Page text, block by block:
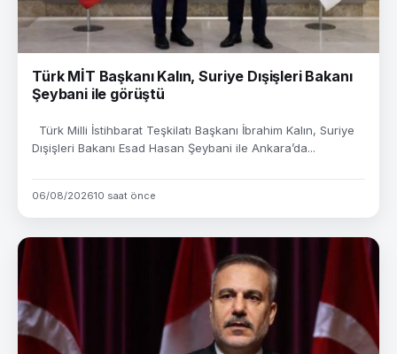
Türk MİT Başkanı Kalın, Suriye Dışişleri Bakanı
Şeybani ile görüştü
Türk Milli İstihbarat Teşkilatı Başkanı İbrahim Kalın, Suriye
Dışişleri Bakanı Esad Hasan Şeybani ile Ankara’da...
06/08/202610 saat önce